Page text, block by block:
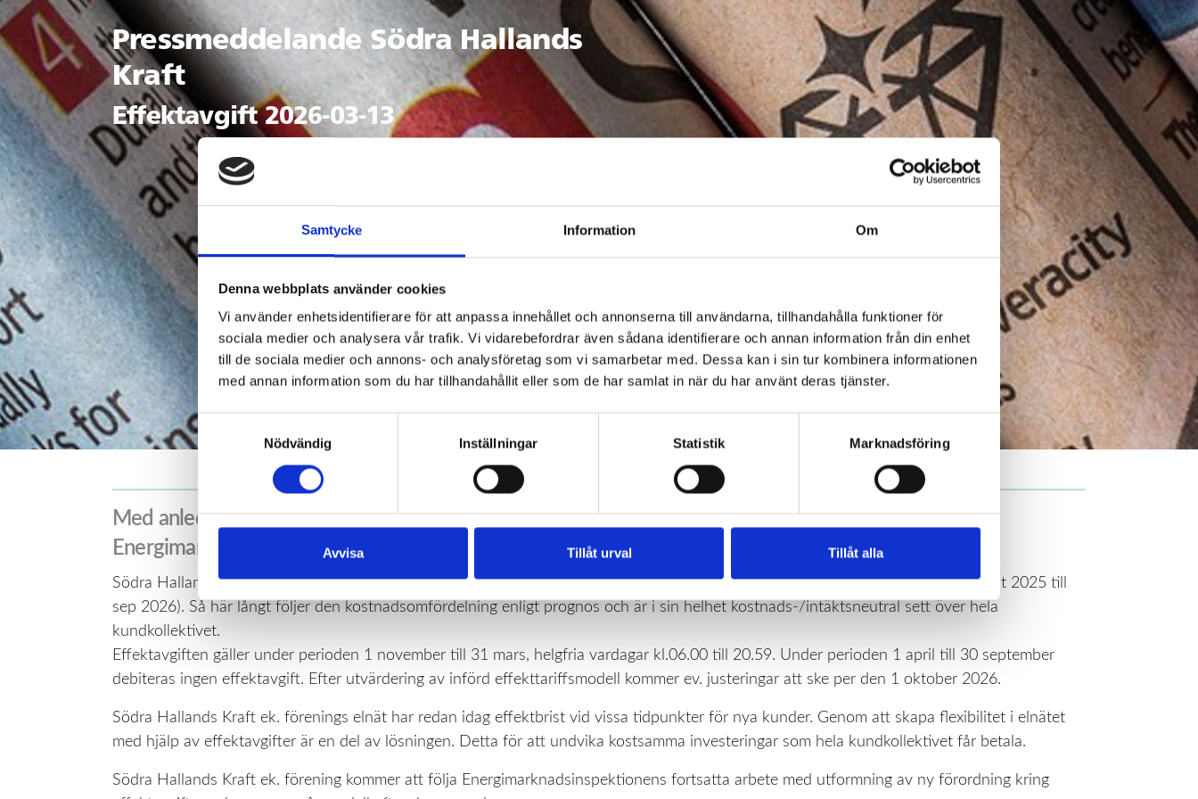
Samtycke Information Om
Denna webbplats använder cookies
Vi använder enhetsidentifierare för att anpassa innehållet och annonserna till användarna, tillhandahålla funktioner för
sociala medier och analysera vår trafik. Vi vidarebefordrar även sådana identifierare och annan information från din enhet
till de sociala medier och annons- och analysföretag som vi samarbetar med. Dessa kan i sin tur kombinera informationen
med annan information som du har tillhandahållit eller som de har samlat in när du har använt deras tjänster.
Samtyckesval
Nödvändig
Inställningar Statistik Marknadsföring
Avvisa Tillåt urval Tillåt alla
Pressmeddelande Södra Hallands
Kraft
Effektavgift 2026-03-13
Med anledning av regeringens beslut om att skjuta upp införandet av lagstadgad effektavgift och att
Energimarknadsinspektionen (EI) har fått i uppdrag att ta fram en ny modell till den 12 april 2027.
Södra Hallands Kraft ek. förenings införda effekttariffsmodell kommer löpa på för att analyseras efter de första 12 månaderna (okt 2025 till
sep 2026). Så här långt följer den kostnadsomfördelning enligt prognos och är i sin helhet kostnads-/intäktsneutral sett över hela
kundkollektivet.
Effektavgiften gäller under perioden 1 november till 31 mars, helgfria vardagar kl.06.00 till 20.59. Under perioden 1 april till 30 september
debiteras ingen effektavgift. Efter utvärdering av införd effekttariffsmodell kommer ev. justeringar att ske per den 1 oktober 2026.
Södra Hallands Kraft ek. förenings elnät har redan idag effektbrist vid vissa tidpunkter för nya kunder. Genom att skapa flexibilitet i elnätet
med hjälp av effektavgifter är en del av lösningen. Detta för att undvika kostsamma investeringar som hela kundkollektivet får betala.
Södra Hallands Kraft ek. förening kommer att följa Energimarknadsinspektionens fortsatta arbete med utformning av ny förordning kring